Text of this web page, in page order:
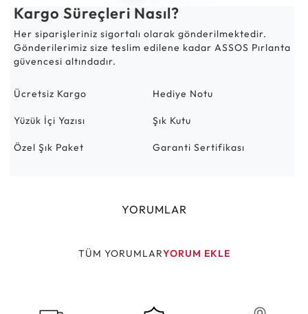
Kargo Süreçleri Nasıl?
Her siparişleriniz sigortalı olarak gönderilmektedir.
Gönderilerimiz size teslim edilene kadar ASSOS Pırlanta
güvencesi altındadır.
Ücretsiz Kargo Hediye Notu
Yüzük İçi Yazısı Şık Kutu
Özel Şık Paket Garanti Sertifikası
YORUMLAR
TÜM YORUMLARYORUM EKLE